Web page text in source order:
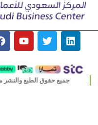
جميع حقوق الطبع والنشر